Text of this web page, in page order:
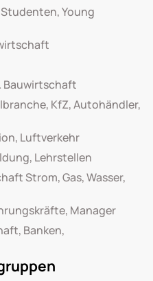
Young
Bauwirtschaft
KfZ, Autohändler,
Luftverkehr
Lehrstellen
Strom, Gas, Wasser,
Manager
Banken,